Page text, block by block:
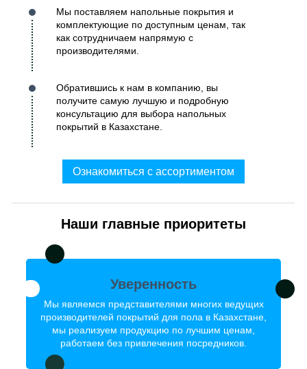
Мы поставляем напольные покрытия и
комплектующие по доступным ценам, так
как сотрудничаем напрямую с
производителями.
Обратившись к нам в компанию, вы
получите самую лучшую и подробную
консультацию для выбора напольных
покрытий в Казахстане.
Ознакомиться с ассортиментом
Наши главные приоритеты
Уверенность
Мы являемся представителями многих ведущих
производителей покрытий для пола в Казахстане,
мы реализуем продукцию по лучшим ценам,
работаем без привлечения посредников.